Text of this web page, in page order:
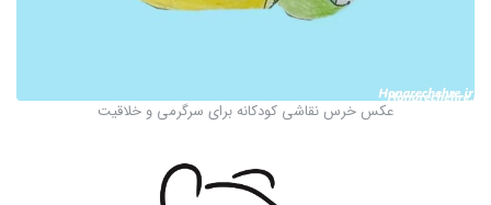
عکس خرس نقاشی کودکانه برای سرگرمی و خلاقیت